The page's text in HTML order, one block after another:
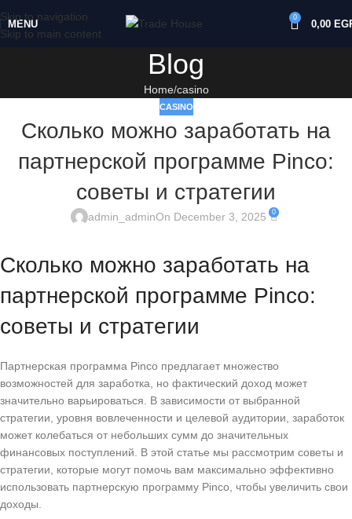
Skip to navigation
Skip to main content
MENU
0
0,00
Blog
Home casino
CASINO
Сколько можно заработать на
партнерской программе Pinco:
советы и стратегии
admin_adminOn December 3, 2025 0
Сколько можно заработать на
партнерской программе Pinco:
советы и стратегии
Партнерская программа Pinco предлагает множество
возможностей для заработка, но фактический доход может
значительно варьироваться. В зависимости от выбранной
стратегии, уровня вовлеченности и целевой аудитории, заработок
может колебаться от небольших сумм до значительных
финансовых поступлений. В этой статье мы рассмотрим советы и
стратегии, которые могут помочь вам максимально эффективно
использовать партнерскую программу Pinco, чтобы увеличить свои
доходы.